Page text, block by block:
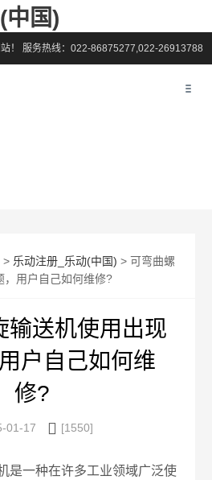
中国)
！ 服务热线：022-86875277,022-26913788
> 乐动注册_乐动(中国) > 可弯曲螺
，用户自己如何维修?
输送机使用出现
户自己如何维
修?
01-17  [1550]
一种在许多工业领域广泛使